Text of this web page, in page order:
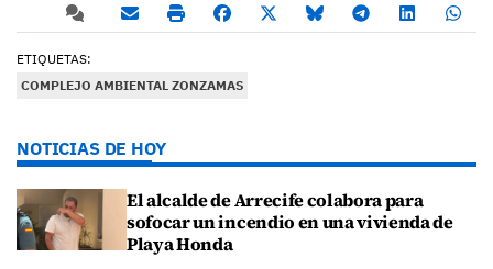
ETIQUETAS:
COMPLEJO AMBIENTAL ZONZAMAS
NOTICIAS DE HOY
El alcalde de Arrecife colabora para
sofocar un incendio en una vivienda de
Playa Honda